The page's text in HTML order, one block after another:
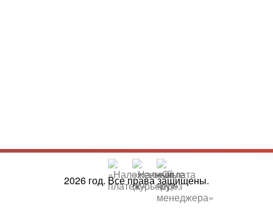
2026 год. Все права защищены.